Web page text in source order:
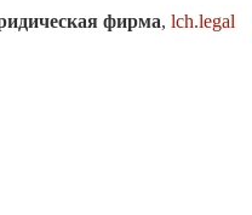
фирма, lch.legal